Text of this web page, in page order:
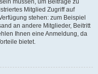
müssen, um Beiträge zu
Mitglied Zugriff auf
stehen: zum Beispiel
an andere Mitglieder, Beitritt
Ihnen eine Anmeldung, da
bietet.